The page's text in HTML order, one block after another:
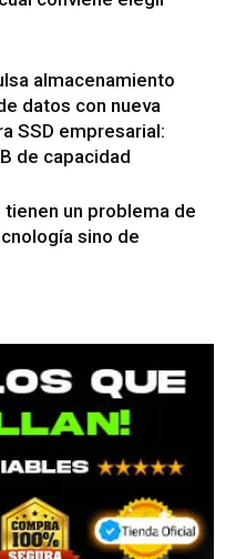
almacenamiento
datos con nueva
SSD empresarial:
de capacidad
tienen un problema de
sino de